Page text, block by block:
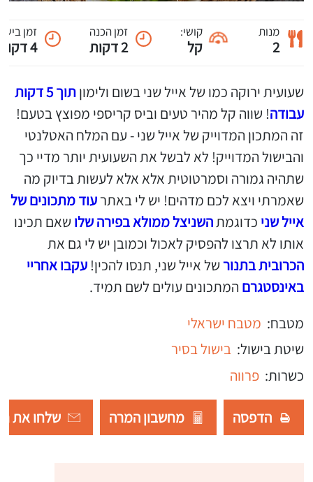
מנות
2
קושי:
קל
זמן הכנה
2 דקות
זמן
4 דקות
שעועית ירוקה כמו של אייל שני בשום ולימון
תוך 5 דקות
עבודה! שווה קל מהיר טעים וביס קריספי מפוצץ בטעם!
זה המתכון המדוייק של אייל שני - עם המלח האטלנטי
והבישול המדוייק! לא לבשל את השעועית יותר מדיי כך
שתהיה גמורה וסמרטוטית אלא אלא לעשות בדיוק מה
שאמרתי ויצא לכם מדהים! יש לי באתרעוד מתכונים של
אייל שני כדוגמתהשניצל ממולא בפירה שלו שאם תכינו
אותו לא תרצו להפסיק לאכול וכמובן יש לי גם את
הכרובית בתנורשל אייל שני, תנסו להכין! עקבו אחריי
באינסטגרם המתכונים עולים לשם תמיד.
מטבח: מטבח ישראלי
שיטת בישול: בישול בסיר
כשרות: פרווה
הדפסה מחשבון המרה שלחו את